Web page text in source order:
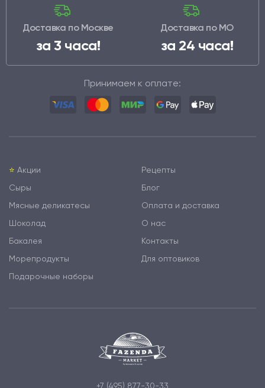
Доставка по Москве
за 3 часа!
Доставка по МО
за 24 часа!
Принимаем к оплате:
⭐️ Акции
Сыры
Мясные деликатесы
Шоколад
Бакалея
Морепродукты
Подарочные наборы
Рецепты
Блог
Оплата и доставка
О нас
Контакты
Для оптовиков
+7 (495) 877-30-33